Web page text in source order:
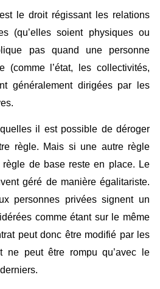
le droit régissant les relations
(qu’elles soient physiques ou
pas quand une personne
(comme l’état, les collectivités,
généralement dirigées par les
il est possible de déroger
règle. Mais si une autre règle
règle de base reste en place. Le
géré de manière égalitariste.
personnes privées signent un
comme étant sur le même
peut donc être modifié par les
ne peut être rompu qu’avec le